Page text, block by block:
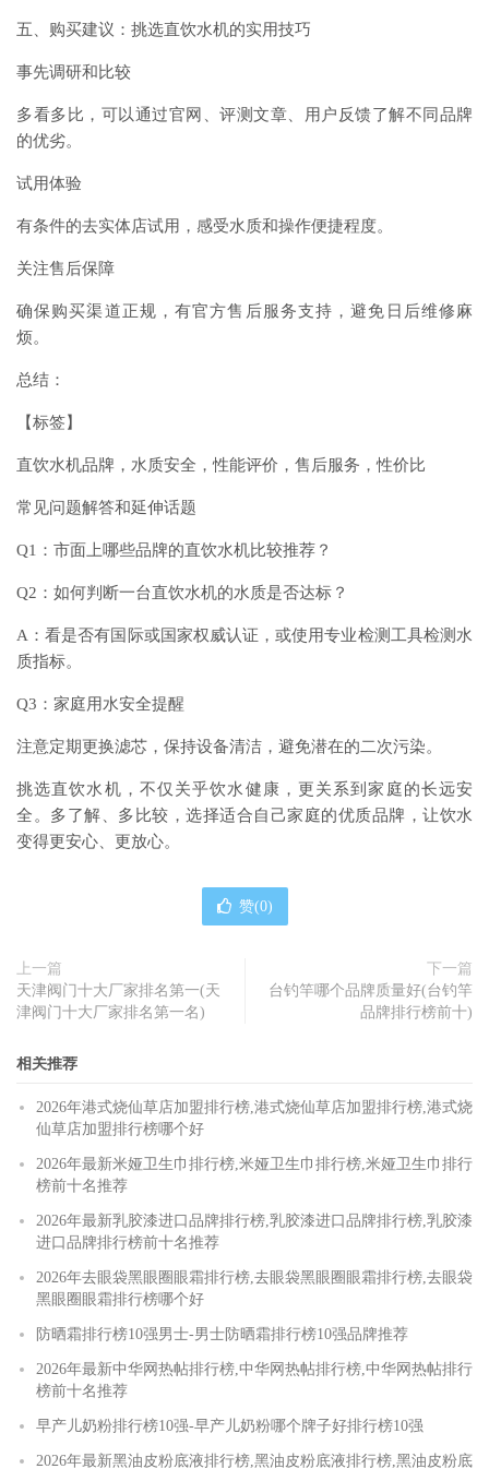
五、购买建议：挑选直饮水机的实用技巧
事先调研和比较
多看多比，可以通过官网、评测文章、用户反馈了解不同品牌
的优劣。
试用体验
有条件的去实体店试用，感受水质和操作便捷程度。
关注售后保障
确保购买渠道正规，有官方售后服务支持，避免日后维修麻
烦。
总结：
【标签】
直饮水机品牌，水质安全，性能评价，售后服务，性价比
常见问题解答和延伸话题
Q1：市面上哪些品牌的直饮水机比较推荐？
Q2：如何判断一台直饮水机的水质是否达标？
A：看是否有国际或国家权威认证，或使用专业检测工具检测水
质指标。
Q3：家庭用水安全提醒
注意定期更换滤芯，保持设备清洁，避免潜在的二次污染。
挑选直饮水机，不仅关乎饮水健康，更关系到家庭的长远安
全。多了解、多比较，选择适合自己家庭的优质品牌，让饮水
变得更安心、更放心。
赞(0)
上一篇
天津阀门十大厂家排名第一(天
津阀门十大厂家排名第一名)
下一篇
台钓竿哪个品牌质量好(台钓竿
品牌排行榜前十)
相关推荐
2026年港式烧仙草店加盟排行榜,港式烧仙草店加盟排行榜,港式烧
仙草店加盟排行榜哪个好
2026年最新米娅卫生巾排行榜,米娅卫生巾排行榜,米娅卫生巾排行
榜前十名推荐
2026年最新乳胶漆进口品牌排行榜,乳胶漆进口品牌排行榜,乳胶漆
进口品牌排行榜前十名推荐
2026年去眼袋黑眼圈眼霜排行榜,去眼袋黑眼圈眼霜排行榜,去眼袋
黑眼圈眼霜排行榜哪个好
防晒霜排行榜10强男士-男士防晒霜排行榜10强品牌推荐
2026年最新中华网热帖排行榜,中华网热帖排行榜,中华网热帖排行
榜前十名推荐
早产儿奶粉排行榜10强-早产儿奶粉哪个牌子好排行榜10强
2026年最新黑油皮粉底液排行榜,黑油皮粉底液排行榜,黑油皮粉底